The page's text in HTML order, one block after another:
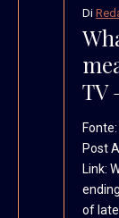
Di
TV
Post
Link:
of